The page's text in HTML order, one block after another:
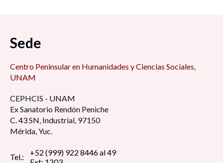
Sede
Centro Peninsular en Humanidades y Ciencias Sociales,
UNAM
CEPHCIS - UNAM
Ex Sanatorio Rendón Peniche
C. 43 SN, Industrial, 97150
Mérida, Yuc.
Tel.:
+52 (999) 922 8446 al 49